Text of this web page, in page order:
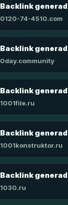
Backlink
0120-74-4510.com
Backlink
0day.community
Backlink
1001file.ru
Backlink
1001konstruktor.ru
Backlink
1030.ru